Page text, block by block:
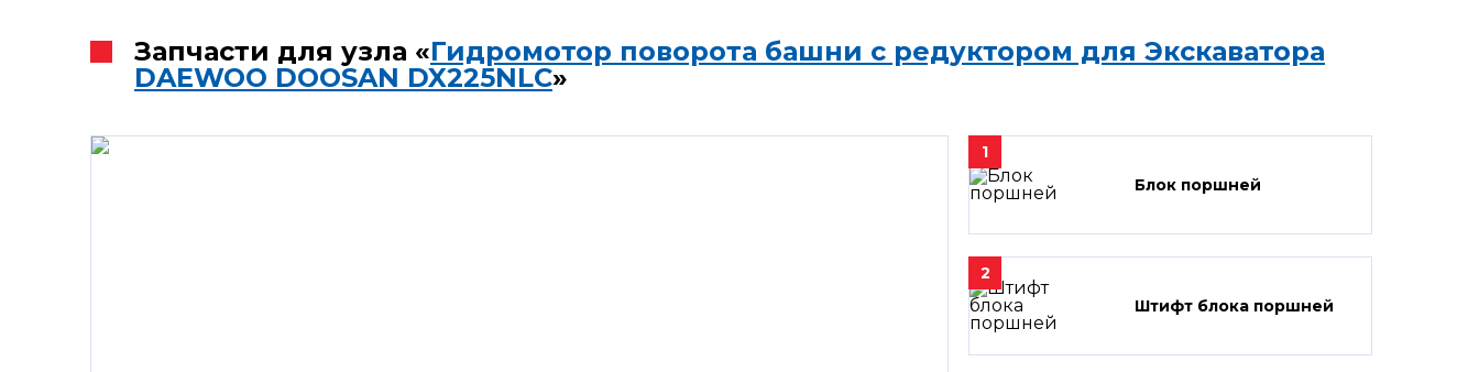
Запчасти для узла «Гидромотор поворота башни с редуктором для Экскаватора
DAEWOO DOOSAN DX225NLC»
1
Блок поршней
2
Штифт блока поршней